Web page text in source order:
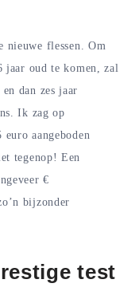
nieuwe flessen. Om
jaar oud te komen, zal
dan zes jaar
Ik zag op
aangeboden
tegenop! Een
€
bijzonder
test